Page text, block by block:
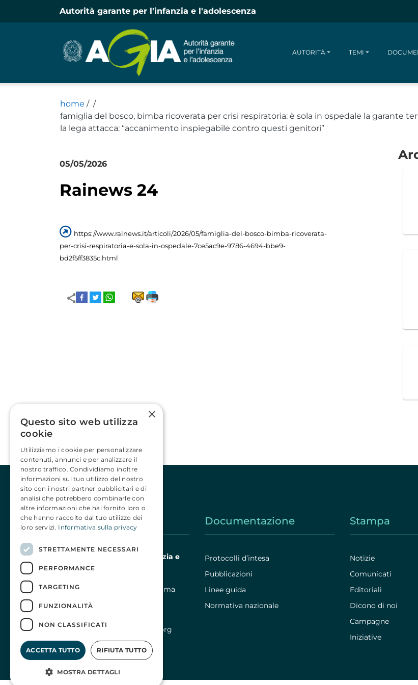
Autorità garante per l'infanzia e l'adolescenza
AUTORITÀ TEMI
home / /
famiglia del bosco, bimba ricoverata per crisi respiratoria: è sola in ospedale la garante
la lega attacca: “accanimento inspiegabile contro questi genitori”
05/05/2026
noi
Rainews 24
https://www.rainews.it/articoli/2026/05/famiglia-del-bosco-bimba-ricoverata-
per-crisi-respiratoria-e-sola-in-ospedale-7ce5ac9e-9786-4694-bbe9-
bd2f5ff3835c.html
Contatti
Autorità garante per l’infanzia e
l’adolescenza
Via del Tritone 132 – 00187 Roma
Codice Fiscale: 11784021005
segreteria@garanteinfanzia.org
Documentazione
Protocolli d’intesa
Pubblicazioni
Linee guida
Normativa nazionale
Stampa
Notizie
Comunicati
Editoriali
Dicono di noi
Campagne
Iniziative
×
Questo sito web utilizza
cookie
Utilizziamo i cookie per personalizzare
contenuti, annunci e per analizzare il
nostro traffico. Condividiamo inoltre
informazioni sul tuo utilizzo del nostro
sito con i nostri partner pubblicitari e di
analisi che potrebbero combinarle con
altre informazioni che hai fornito loro o
che hanno raccolto dal tuo utilizzo dei
loro servizi. Informativa sulla privacy
STRETTAMENTE NECESSARI
PERFORMANCE
TARGETING
FUNZIONALITÀ
NON CLASSIFICATI
ACCETTA TUTTO RIFIUTA TUTTO
MOSTRA DETTAGLI